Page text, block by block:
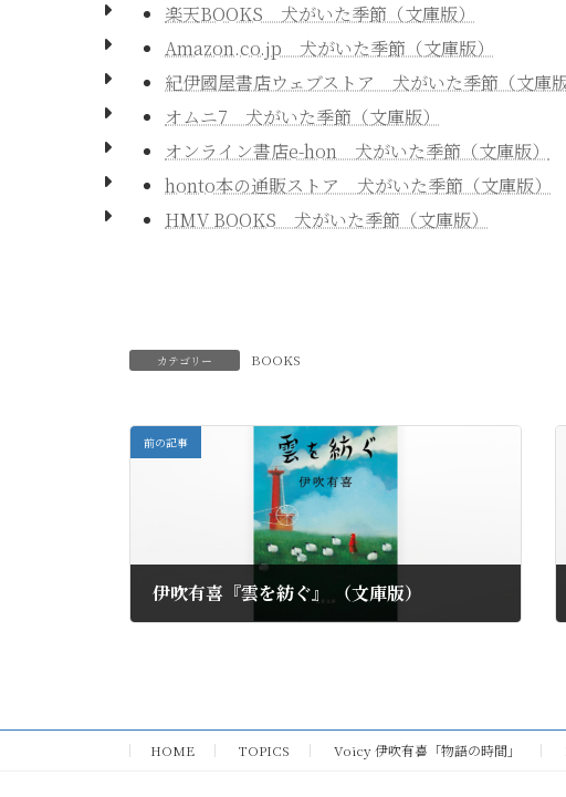
楽天BOOKS 犬がいた季節（文庫版）
Amazon.co.jp 犬がいた季節（文庫版）
紀伊國屋書店ウェブストア 犬がいた季節（文庫版
オムニ7 犬がいた季節（文庫版）
オンライン書店e-hon 犬がいた季節（文庫版）
honto本の通販ストア 犬がいた季節（文庫版）
HMV BOOKS 犬がいた季節（文庫版）
カテゴリー BOOKS
前の記事
伊吹有喜『雲を紡ぐ』 （文庫版）
HOME TOPICS Voicy 伊吹有喜「物語の時間」